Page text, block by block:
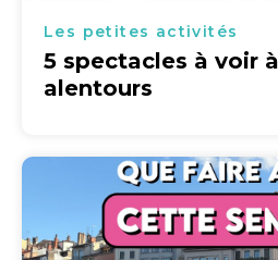
Les petites activités
5 spectacles à voir
alentours